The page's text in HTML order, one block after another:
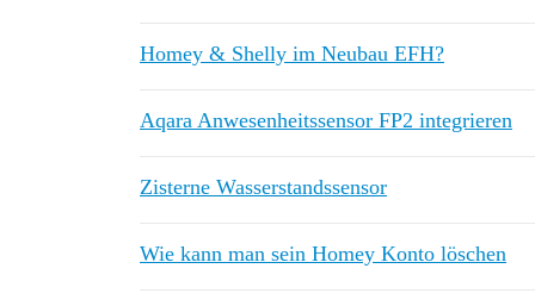
Homey & Shelly im Neubau EFH?
Aqara Anwesenheitssensor FP2 integrieren
Zisterne Wasserstandssensor
Wie kann man sein Homey Konto löschen